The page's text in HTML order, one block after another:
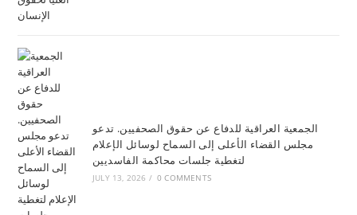
الجمعية العراقية للدفاع عن حقوق الصحفيين. تدعو
مجلس القضاء الأعلى إلى السماح لوسائل الإعلام
JULY 13, 2026 / 0 COMMENTS